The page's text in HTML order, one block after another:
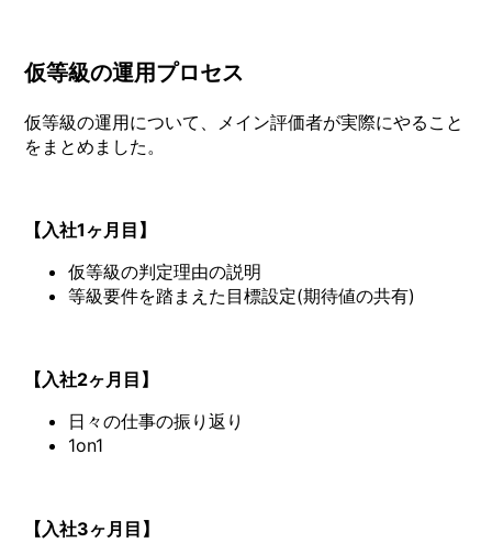
仮等級の運用プロセス
仮等級の運用について、メイン評価者が実際にやること
をまとめました。
【入社1ヶ月目】
仮等級の判定理由の説明
等級要件を踏まえた目標設定(期待値の共有)
【入社2ヶ月目】
日々の仕事の振り返り
1on1
【入社3ヶ月目】